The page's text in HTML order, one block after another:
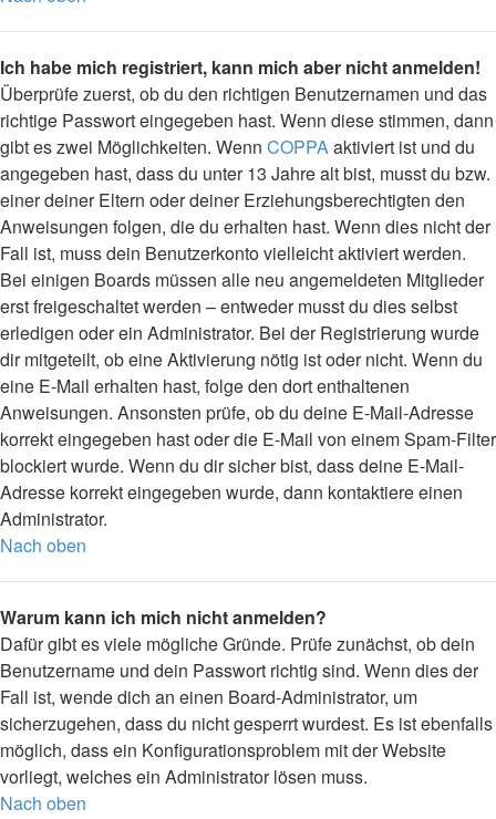
Ich habe mich registriert, kann mich aber nicht anmelden!
Überprüfe zuerst, ob du den richtigen Benutzernamen und das
richtige Passwort eingegeben hast. Wenn diese stimmen, dann
gibt es zwei Möglichkeiten. Wenn COPPAaktiviert ist und du
angegeben hast, dass du unter 13 Jahre alt bist, musst du bzw.
einer deiner Eltern oder deiner Erziehungsberechtigten den
Anweisungen folgen, die du erhalten hast. Wenn dies nicht der
Fall ist, muss dein Benutzerkonto vielleicht aktiviert werden.
Bei einigen Boards müssen alle neu angemeldeten Mitglieder
erst freigeschaltet werden – entweder musst du dies selbst
erledigen oder ein Administrator. Bei der Registrierung wurde
dir mitgeteilt, ob eine Aktivierung nötig ist oder nicht. Wenn du
eine E-Mail erhalten hast, folge den dort enthaltenen
Anweisungen. Ansonsten prüfe, ob du deine E-Mail-Adresse
korrekt eingegeben hast oder die E-Mail von einem Spam-Filter
blockiert wurde. Wenn du dir sicher bist, dass deine E-Mail-
Adresse korrekt eingegeben wurde, dann kontaktiere einen
Administrator.
Nach oben
Warum kann ich mich nicht anmelden?
Dafür gibt es viele mögliche Gründe. Prüfe zunächst, ob dein
Benutzername und dein Passwort richtig sind. Wenn dies der
Fall ist, wende dich an einen Board-Administrator, um
sicherzugehen, dass du nicht gesperrt wurdest. Es ist ebenfalls
möglich, dass ein Konfigurationsproblem mit der Website
vorliegt, welches ein Administrator lösen muss.
Nach oben